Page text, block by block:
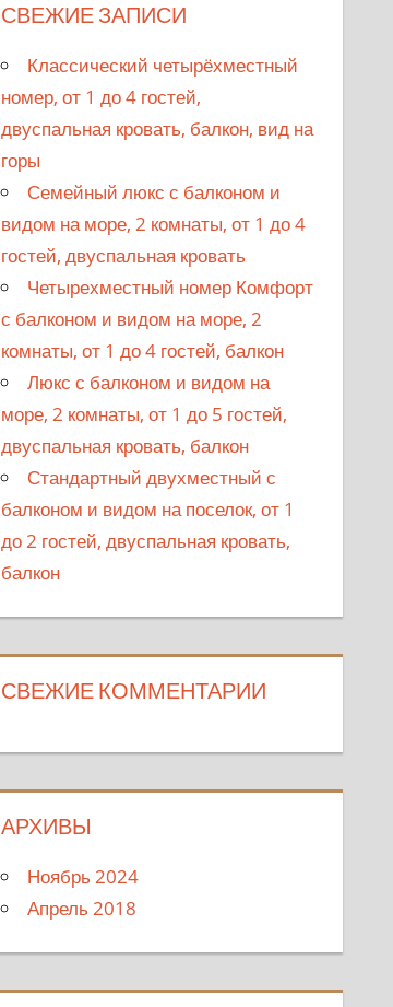
СВЕЖИЕ ЗАПИСИ
Классический четырёхместный
номер, от 1 до 4 гостей,
двуспальная кровать, балкон, вид на
горы
Семейный люкс с балконом и
видом на море, 2 комнаты, от 1 до 4
гостей, двуспальная кровать
Четырехместный номер Комфорт
с балконом и видом на море, 2
комнаты, от 1 до 4 гостей, балкон
Люкс с балконом и видом на
море, 2 комнаты, от 1 до 5 гостей,
двуспальная кровать, балкон
Стандартный двухместный с
балконом и видом на поселок, от 1
до 2 гостей, двуспальная кровать,
балкон
СВЕЖИЕ КОММЕНТАРИИ
АРХИВЫ
Ноябрь 2024
Апрель 2018